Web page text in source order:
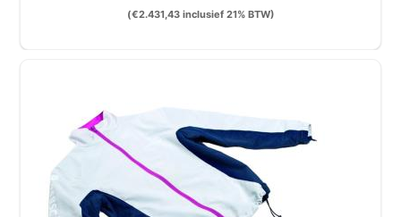
(€2.431,43inclusief 21% BTW)